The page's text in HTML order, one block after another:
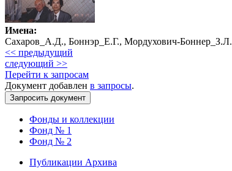
Имена:
Сахаров_А.Д., Боннэр_Е.Г., Мордухович-Боннер_З.Л.
<< предыдущий
следующий >>
Перейти к запросам
Документ добавлен в запросы.
Фонды и коллекции
Фонд № 1
Фонд № 2
Публикации Архива